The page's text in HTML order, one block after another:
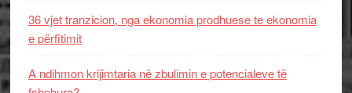
36 vjet tranzicion, nga ekonomia prodhuese te ekonomia
e përfitimit
A ndihmon krijimtaria në zbulimin e potencialeve të